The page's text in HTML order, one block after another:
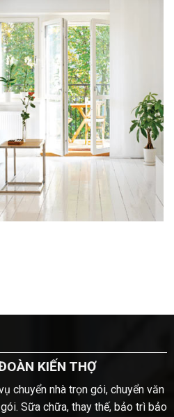
KIẾN THỢ
chuyển nhà trọn gói, chuyển văn
Sữa chữa, thay thế, bảo trì bảo